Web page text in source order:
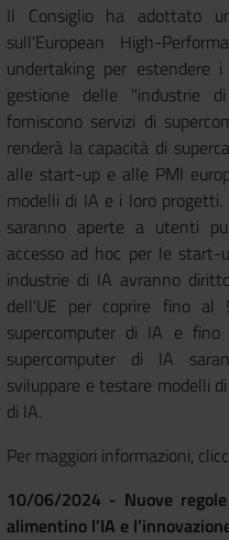
Il Consiglio ha adottato
sull'European High-
undertaking per estendere
gestione delle "industrie
forniscono servizi di
renderà la capacità di
alle start-up e alle PMI
modelli di IA e i loro
saranno aperte a utenti
accesso ad hoc per le
industrie di IA avranno
dell'UE per coprire fino al
supercomputer di IA e
supercomputer di IA
sviluppare e testare modelli
di IA.
Per maggiori informazioni,
10/06/2024 - Nuove
alimentino l’IA e